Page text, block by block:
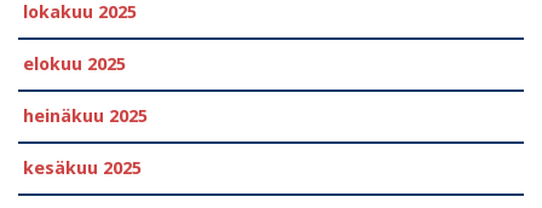
lokakuu 2025
elokuu 2025
heinäkuu 2025
kesäkuu 2025